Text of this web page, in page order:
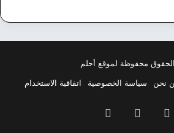
محفوظة لموقع أحلم
نحن سياسة الخصوصية اتفاقية الاستخدام
فيسبوك